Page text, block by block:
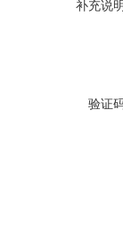
补充说
验证